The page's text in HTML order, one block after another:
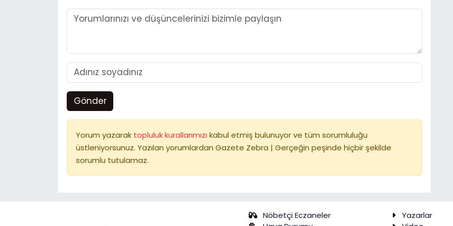
Gönder
Yorum yazarak topluluk kurallarımızı kabul etmiş bulunuyor ve tüm sorumluluğu
üstleniyorsunuz. Yazılan yorumlardan Gazete Zebra | Gerçeğin peşinde hiçbir şekilde
sorumlu tutulamaz.
Nöbetçi Eczaneler
Yazarlar